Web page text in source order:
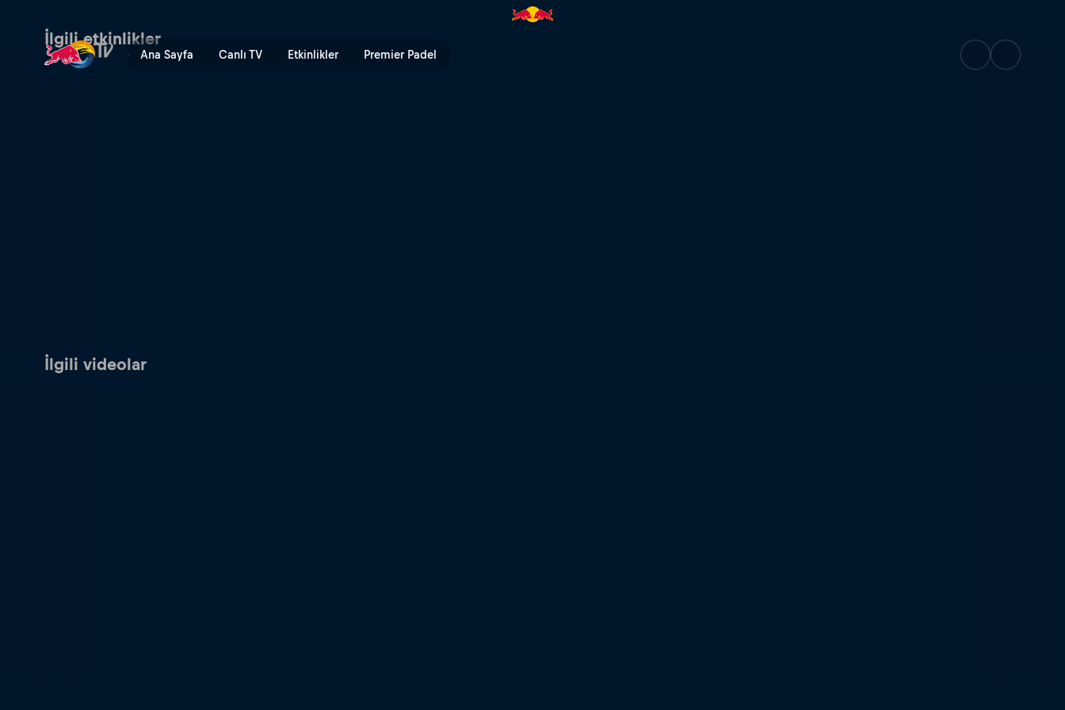
Ana Sayfa Canlı TV Etkinlikler Premier Padel
Avrupa Rallisi (Çekya, Avustuya ve Almanya) | Red Bull TV
İlgili etkinlikler
İlgili videolar